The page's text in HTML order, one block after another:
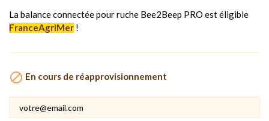
La balance connectée pour ruche Bee2Beep PRO est éligible
FranceAgriMer !
 En cours de réapprovisionnement